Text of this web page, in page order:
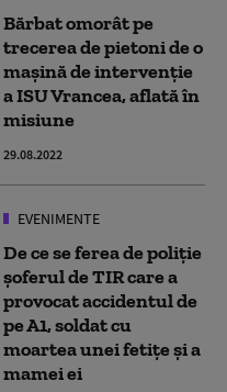
Bărbat omorât pe
trecerea de pietoni de o
mașină de intervenție
a ISU Vrancea, aflată în
misiune
29.08.2022
EVENIMENTE
De ce se ferea de poliție
șoferul de TIR care a
provocat accidentul de
pe A1, soldat cu
moartea unei fetițe și a
mamei ei